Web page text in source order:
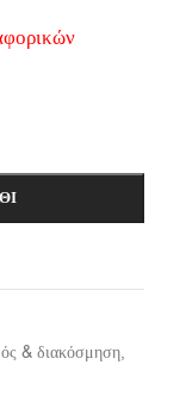
& διακόσμηση,